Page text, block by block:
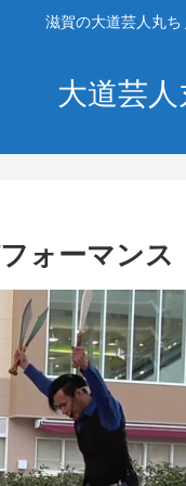
滋賀の大道芸人丸
大道芸
ォーマンス